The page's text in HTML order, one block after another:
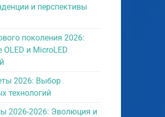
и перспективы
поколения 2026:
OLED и MicroLED
2026: Выбор
технологий
2026-2026: Эволюция и